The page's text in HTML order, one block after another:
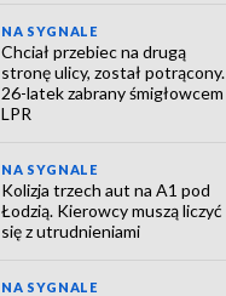
NA SYGNALE
Chciał przebiec na drugą
stronę ulicy, został potrącony.
26-latek zabrany śmigłowcem
LPR
NA SYGNALE
Kolizja trzech aut na A1 pod
Łodzią. Kierowcy muszą liczyć
się z utrudnieniami
NA SYGNALE